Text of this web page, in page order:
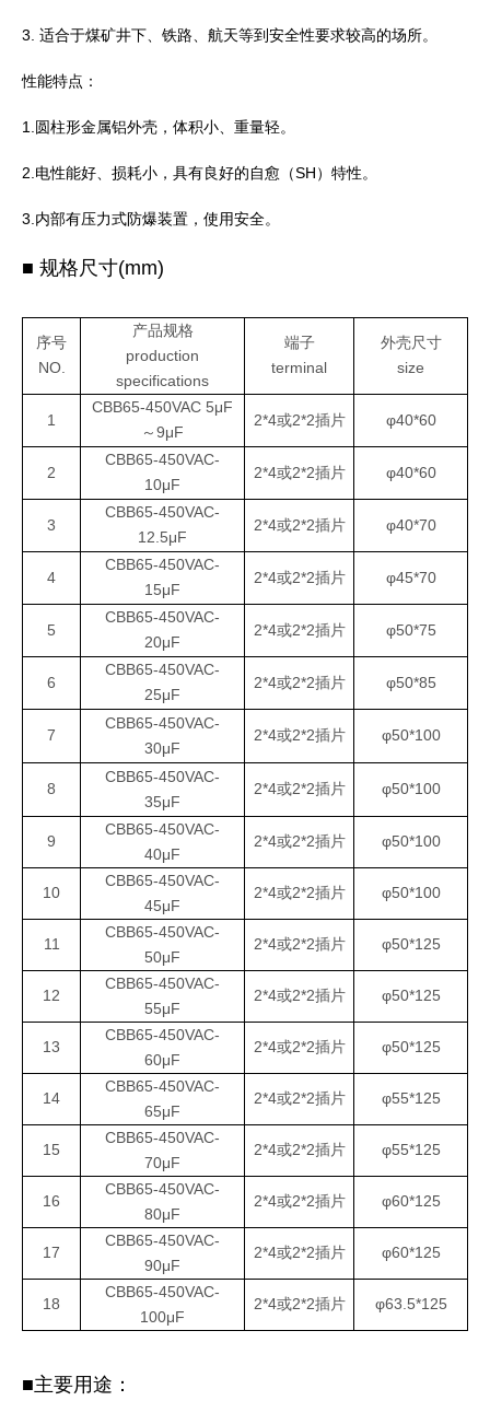
3. 适合于煤矿井下、铁路、航天等到安全性要求较高的场所。
性能特点：
1.圆柱形金属铝外壳，体积小、重量轻。
2.电性能好、损耗小，具有良好的自愈（SH）特性。
3.内部有压力式防爆装置，使用安全。
■ 规格尺寸(mm)
序号
NO.
产品规格
production
specifications
端子
terminal
外壳尺寸
size
1
CBB65-450VAC 5μF
～9μF
2*4或2*2插片 φ40*60
2
CBB65-450VAC-
10μF
2*4或2*2插片 φ40*60
3
CBB65-450VAC-
12.5μF
2*4或2*2插片 φ40*70
4
CBB65-450VAC-
15μF
2*4或2*2插片 φ45*70
5
CBB65-450VAC-
20μF
2*4或2*2插片 φ50*75
6
CBB65-450VAC-
25μF
2*4或2*2插片 φ50*85
7
CBB65-450VAC-
30μF
2*4或2*2插片 φ50*100
8
CBB65-450VAC-
35μF
2*4或2*2插片 φ50*100
9
CBB65-450VAC-
40μF
2*4或2*2插片 φ50*100
10
CBB65-450VAC-
45μF
2*4或2*2插片 φ50*100
11
CBB65-450VAC-
50μF
2*4或2*2插片 φ50*125
12
CBB65-450VAC-
55μF
2*4或2*2插片 φ50*125
13
CBB65-450VAC-
60μF
2*4或2*2插片 φ50*125
14
CBB65-450VAC-
65μF
2*4或2*2插片 φ55*125
15
CBB65-450VAC-
70μF
2*4或2*2插片 φ55*125
16
CBB65-450VAC-
80μF
2*4或2*2插片 φ60*125
17
CBB65-450VAC-
90μF
2*4或2*2插片 φ60*125
18
CBB65-450VAC-
100μF
2*4或2*2插片 φ63.5*125
■主要用途：